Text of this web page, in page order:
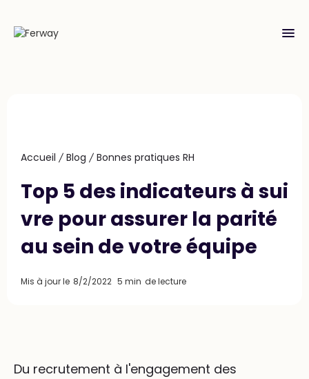
menu
Accueil Blog Bonnes pratiques RH
Top 5 des indicateurs à sui
vre pour assurer la parité
au sein de votre équipe
Mis à jour le 8/2/2022 5 min de lecture
Du recrutement à l'engagement des